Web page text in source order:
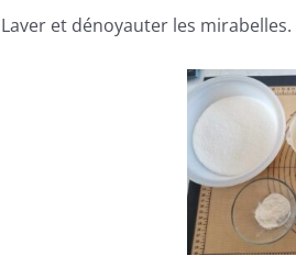
Laver et dénoyauter les mirabelles.